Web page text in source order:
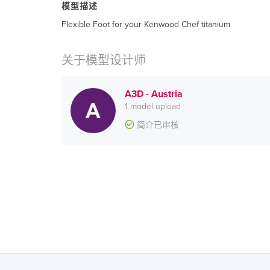
模型描述
Flexible Foot for your Kenwood Chef titanium
关于模型设计师
A3D - Austria
1 model upload
简介已审核